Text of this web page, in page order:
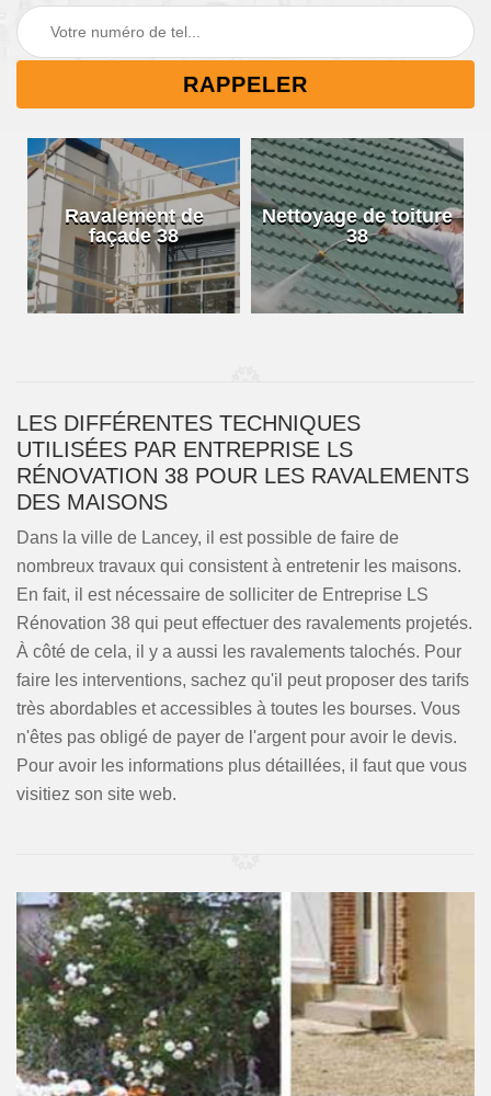
Ravalement de
façade 38
Nettoyage de toiture
38
LES DIFFÉRENTES TECHNIQUES
UTILISÉES PAR ENTREPRISE LS
RÉNOVATION 38 POUR LES RAVALEMENTS
DES MAISONS
Dans la ville de Lancey, il est possible de faire de
nombreux travaux qui consistent à entretenir les maisons.
En fait, il est nécessaire de solliciter de Entreprise LS
Rénovation 38 qui peut effectuer des ravalements projetés.
À côté de cela, il y a aussi les ravalements talochés. Pour
faire les interventions, sachez qu'il peut proposer des tarifs
très abordables et accessibles à toutes les bourses. Vous
n'êtes pas obligé de payer de l'argent pour avoir le devis.
Pour avoir les informations plus détaillées, il faut que vous
visitiez son site web.